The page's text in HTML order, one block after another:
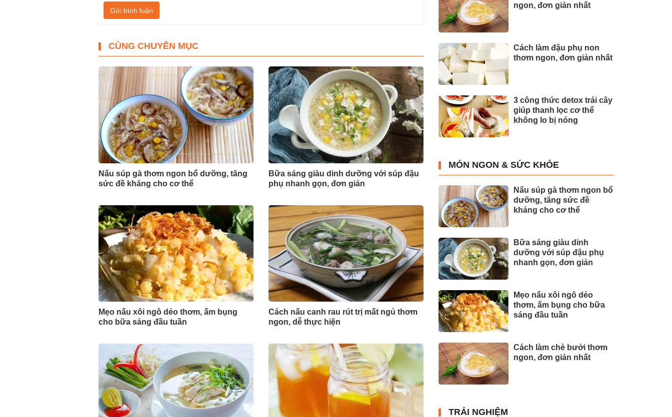
Gửi bình luận
CÙNG CHUYÊN MỤC
Nấu súp gà thơm ngon bổ dưỡng, tăng
sức đề kháng cho cơ thể
Bữa sáng giàu dinh dưỡng với súp đậu
phụ nhanh gọn, đơn giản
Mẹo nấu xôi ngô dẻo thơm, ấm bụng
cho bữa sáng đầu tuần
Cách nấu canh rau rút trị mất ngủ thơm
ngon, dễ thực hiện
ngon, đơn giản nhất
Cách làm đậu phụ non
thơm ngon, đơn giản nhất
3 công thức detox trái cây
giúp thanh lọc cơ thể
không lo bị nóng
MÓN NGON & SỨC KHỎE
Nấu súp gà thơm ngon bổ
dưỡng, tăng sức đề
kháng cho cơ thể
Bữa sáng giàu dinh
dưỡng với súp đậu phụ
nhanh gọn, đơn giản
Mẹo nấu xôi ngô dẻo
thơm, ấm bụng cho bữa
sáng đầu tuần
Cách làm chè bưởi thơm
ngon, đơn giản nhất
TRẢI NGHIỆM